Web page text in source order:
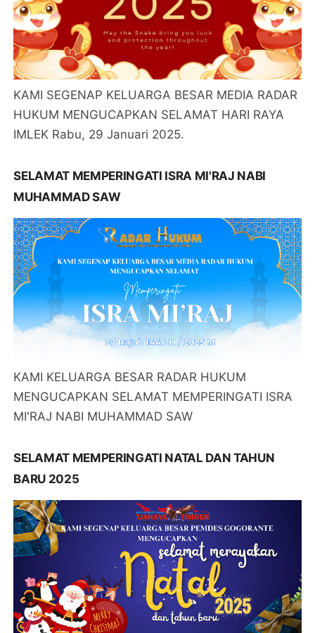
KAMI SEGENAP KELUARGA BESAR MEDIA RADAR
HUKUM MENGUCAPKAN SELAMAT HARI RAYA
IMLEK Rabu, 29 Januari 2025.
SELAMAT MEMPERINGATI ISRA MI'RAJ NABI
MUHAMMAD SAW
KAMI KELUARGA BESAR RADAR HUKUM
MENGUCAPKAN SELAMAT MEMPERINGATI ISRA
MI'RAJ NABI MUHAMMAD SAW
SELAMAT MEMPERINGATI NATAL DAN TAHUN
BARU 2025